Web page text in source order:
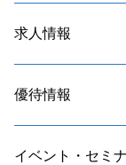
求人情報
優待情報
イベント・セミ